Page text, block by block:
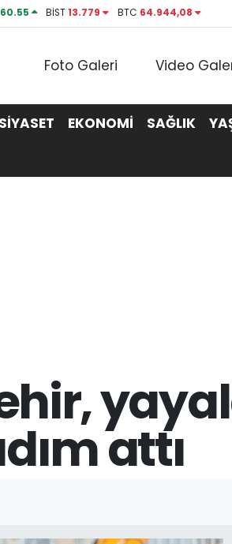
BİST13.779 BTC 64.944,08
Foto Galeri Video
SİYASET EKONOMİ SAĞLIK
attı